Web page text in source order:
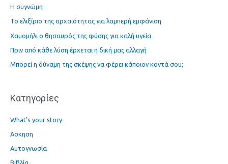
τ
η
σ
η
γ
:
Η συγνώμη
Το ελιξίριο της αρχαιότητας για λαμπερή εμφάνιση
Χαμομήλι ο θησαυρός της φύσης για καλή υγεία
Πριν από κάθε λύση έρχεται η δική μας αλλαγή
Μπορεί η δύναμη της σκέψης να φέρει κάποιον κοντά σου;
Kατηγορίες
What's your story
Άσκηση
Αυτογνωσία